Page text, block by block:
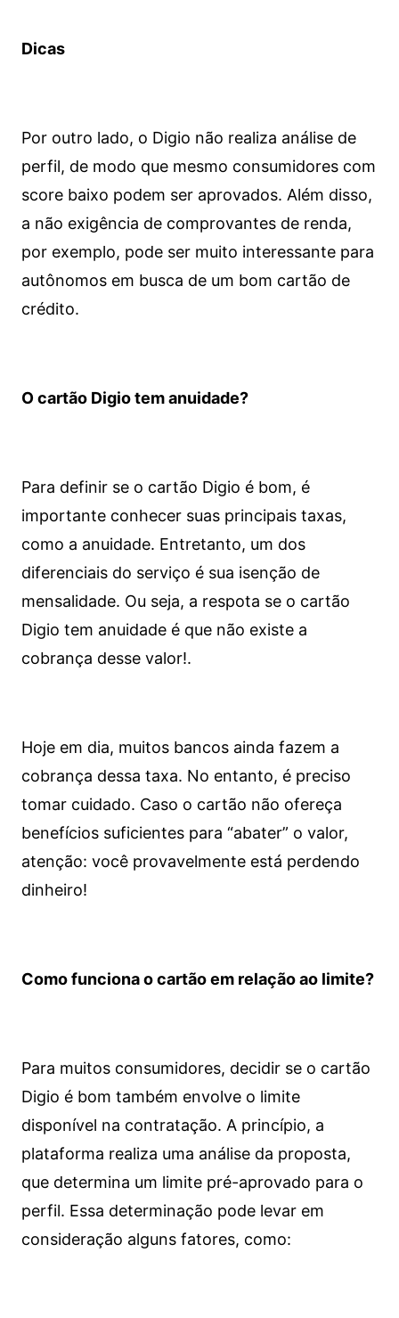
Dicas
Por outro lado, o Digio não realiza análise de
perfil, de modo que mesmo consumidores com
score baixo podem ser aprovados. Além disso,
a não exigência de comprovantes de renda,
por exemplo, pode ser muito interessante para
autônomos em busca de um bom cartão de
crédito.
O cartão Digio tem anuidade?
Para definir se o cartão Digio é bom, é
importante conhecer suas principais taxas,
como a anuidade. Entretanto, um dos
diferenciais do serviço é sua isenção de
mensalidade. Ou seja, a respota se o cartão
Digio tem anuidade é que não existe a
cobrança desse valor!.
Hoje em dia, muitos bancos ainda fazem a
cobrança dessa taxa. No entanto, é preciso
tomar cuidado. Caso o cartão não ofereça
benefícios suficientes para “abater” o valor,
atenção: você provavelmente está perdendo
dinheiro!
Como funciona o cartão em relação ao limite?
Para muitos consumidores, decidir se o cartão
Digio é bom também envolve o limite
disponível na contratação. A princípio, a
plataforma realiza uma análise da proposta,
que determina um limite pré-aprovado para o
perfil. Essa determinação pode levar em
consideração alguns fatores, como: